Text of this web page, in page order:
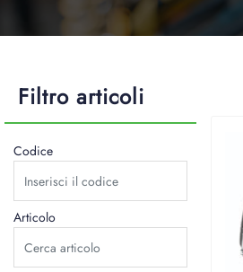
Filtro articoli
Codice
Articolo